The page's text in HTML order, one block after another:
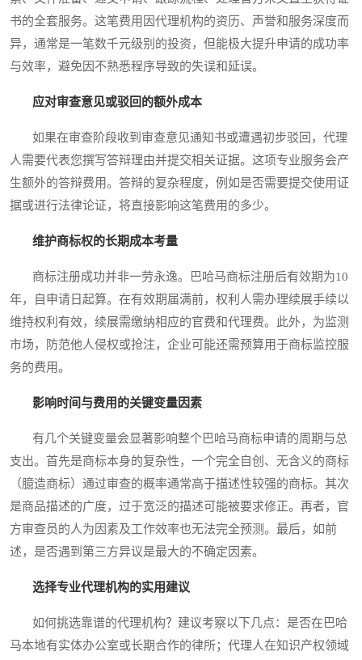
书的全套服务。这笔费用因代理机构的资历、声誉和服务深度而
异，通常是一笔数千元级别的投资，但能极大提升申请的成功率
与效率，避免因不熟悉程序导致的失误和延误。
应对审查意见或驳回的额外成本
如果在审查阶段收到审查意见通知书或遭遇初步驳回，代理
人需要代表您撰写答辩理由并提交相关证据。这项专业服务会产
生额外的答辩费用。答辩的复杂程度，例如是否需要提交使用证
据或进行法律论证，将直接影响这笔费用的多少。
维护商标权的长期成本考量
商标注册成功并非一劳永逸。巴哈马商标注册后有效期为10
年，自申请日起算。在有效期届满前，权利人需办理续展手续以
维持权利有效，续展需缴纳相应的官费和代理费。此外，为监测
市场，防范他人侵权或抢注，企业可能还需预算用于商标监控服
务的费用。
影响时间与费用的关键变量因素
有几个关键变量会显著影响整个巴哈马商标申请的周期与总
支出。首先是商标本身的复杂性，一个完全自创、无含义的商标
（臆造商标）通过审查的概率通常高于描述性较强的商标。其次
是商品描述的广度，过于宽泛的描述可能被要求修正。再者，官
方审查员的人为因素及工作效率也无法完全预测。最后，如前
述，是否遇到第三方异议是最大的不确定因素。
选择专业代理机构的实用建议
如何挑选靠谱的代理机构？建议考察以下几点：是否在巴哈
马本地有实体办公室或长期合作的律所；代理人在知识产权领域